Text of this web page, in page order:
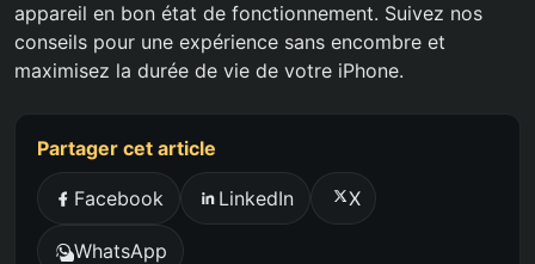
appareil en bon état de fonctionnement. Suivez nos
conseils pour une expérience sans encombre et
maximisez la durée de vie de votre iPhone.
Partager cet article
Facebook LinkedIn X
WhatsApp